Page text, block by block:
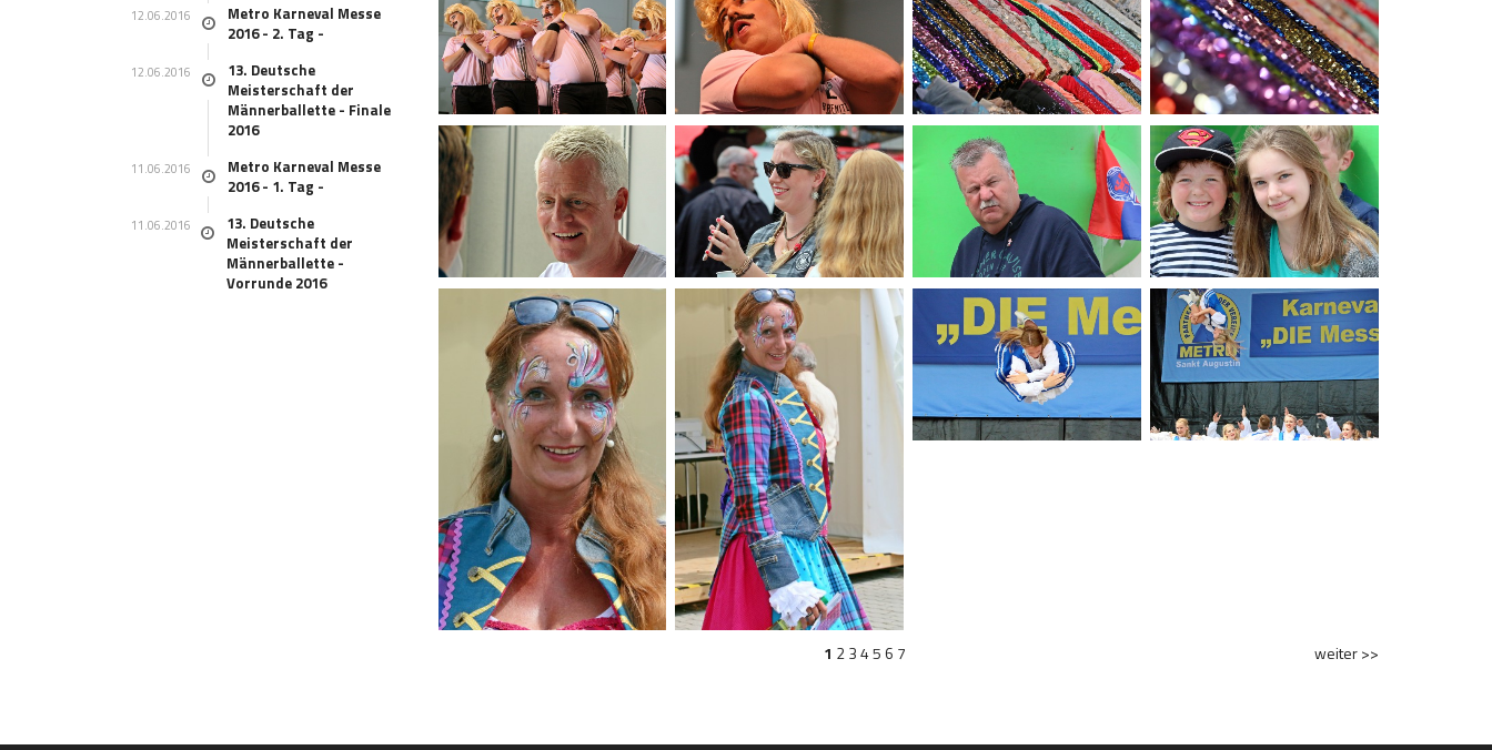
12.06.2016
Metro Karneval Messe
2016 - 2. Tag -
12.06.2016
13. Deutsche
Meisterschaft der
Männerballette - Finale
2016
11.06.2016
Metro Karneval Messe
2016 - 1. Tag -
11.06.2016
13. Deutsche
Meisterschaft der
Männerballette -
Vorrunde 2016
1 23 45 6 7 weiter >>